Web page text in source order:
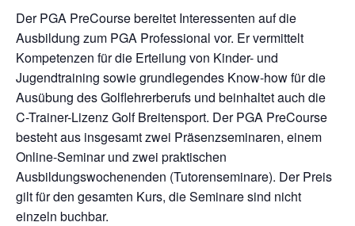
Der PGA PreCourse bereitet Interessenten auf die
Ausbildung zum PGA Professional vor. Er vermittelt
Kompetenzen für die Erteilung von Kinder- und
Jugendtraining sowie grundlegendes Know-how für die
Ausübung des Golflehrerberufs und beinhaltet auch die
C-Trainer-Lizenz Golf Breitensport. Der PGA PreCourse
besteht aus insgesamt zwei Präsenzseminaren, einem
Online-Seminar und zwei praktischen
Ausbildungswochenenden (Tutorenseminare). Der Preis
gilt für den gesamten Kurs, die Seminare sind nicht
einzeln buchbar.